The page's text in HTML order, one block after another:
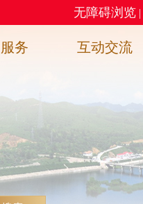
无障碍浏览 |
务 互动交流